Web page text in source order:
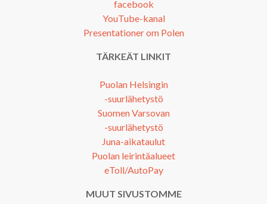
facebook
YouTube-kanal
Presentationer om Polen
TÄRKEÄT LINKIT
Puolan Helsingin
-suurlähetystö
Suomen Varsovan
-suurlähetystö
Juna-aikataulut
Puolan leirintäalueet
eToll/AutoPay
MUUT SIVUSTOMME